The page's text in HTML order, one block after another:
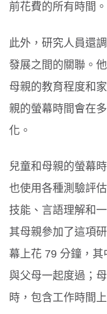
前花費的所有時間。
此外，研究人員還
發展之間的關聯。
母親的教育程度和
親的螢幕時間會在
化。
兒童和母親的螢幕
也使用各種測驗評
技能、言語理解和
其母親參加了這項
幕上花 79 分鐘，
與父母一起度過；
時，包含工作時間